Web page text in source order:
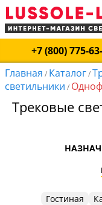
+7 (800) 775-
Главная / Каталог/
светильники /
Трековые
Гостиная